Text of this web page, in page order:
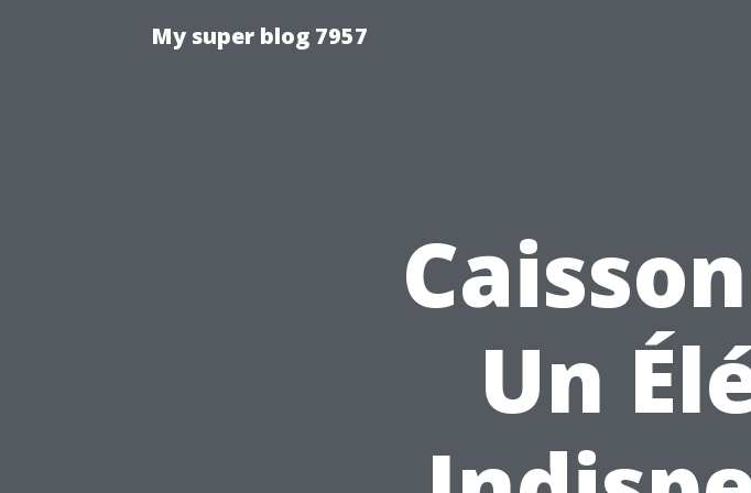
My super blog 7957
Un